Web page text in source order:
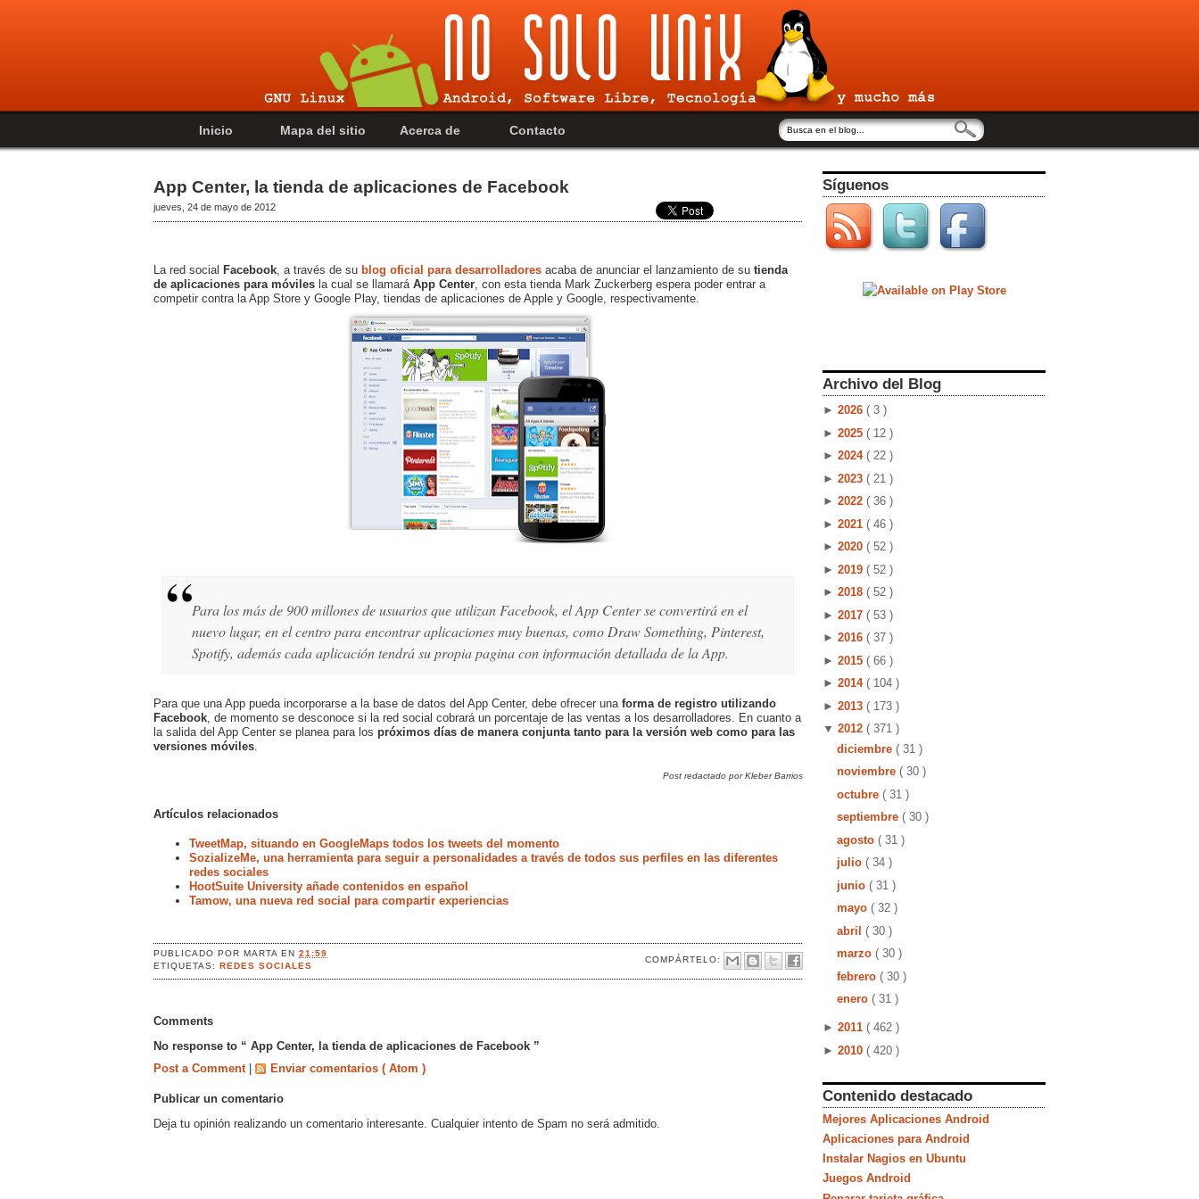
Inicio Mapa del sitio Acerca de Contacto
App Center, la tienda de aplicaciones de Facebook
jueves, 24 de mayo de 2012
La red social Facebook , a través de su blog oficial para desarrolladores acaba de anunciar el lanzamiento de su tienda
de aplicaciones para móviles la cual se llamará App Center , con esta tienda Mark Zuckerberg espera poder entrar a
competir contra la App Store y Google Play, tiendas de aplicaciones de Apple y Google, respectivamente.
Para los más de 900 millones de usuarios que utilizan Facebook, el App Center se convertirá en el
nuevo lugar, en el centro para encontrar aplicaciones muy buenas, como Draw Something, Pinterest,
Spotify, además cada aplicación tendrá su propia pagina con información detallada de la App.
Para que una App pueda incorporarse a la base de datos del App Center, debe ofrecer una forma de registro utilizando
Facebook , de momento se desconoce si la red social cobrará un porcentaje de las ventas a los desarrolladores. En cuanto a
la salida del App Center se planea para los próximos días de manera conjunta tanto para la versión web como para las
versiones móviles
Post redactado por Kleber Barrios
Artículos relacionados
TweetMap, situando en GoogleMaps todos los tweets del momento
SozializeMe, una herramienta para seguir a personalidades a través de todos sus perfiles en las diferentes
redes sociales
HootSuite University añade contenidos en español
Tamow, una nueva red social para compartir experiencias
PUBLICADO PORMARTAEN21:59
COMPÁRTELO:
ETIQUETAS:REDES SOCIALES
Comments
No response to “ App Center, la tienda de aplicaciones de Facebook ”
Post a Comment
Enviar comentarios ( Atom )
Publicar un comentario
Deja tu opinión realizando un comentario interesante. Cualquier intento de Spam no será admitido.
Síguenos
Archivo del Blog
► 2026 ( 3 )
► 2025 ( 12 )
► 2024 ( 22 )
► 2023 ( 21 )
► 2022 ( 36 )
► 2021 ( 46 )
► 2020 ( 52 )
► 2019 ( 52 )
► 2018 ( 52 )
► 2017 ( 53 )
► 2016 ( 37 )
► 2015 ( 66 )
► 2014 ( 104 )
► 2013 ( 173 )
▼ 2012 ( 371 )
diciembre ( 31 )
noviembre ( 30 )
octubre ( 31 )
septiembre ( 30 )
agosto ( 31 )
julio ( 34 )
junio ( 31 )
mayo ( 32 )
abril ( 30 )
marzo ( 30 )
febrero ( 30 )
enero ( 31 )
► 2011 ( 462 )
► 2010 ( 420 )
Contenido destacado
Mejores Aplicaciones Android
Aplicaciones para Android
Instalar Nagios en Ubuntu
Juegos Android